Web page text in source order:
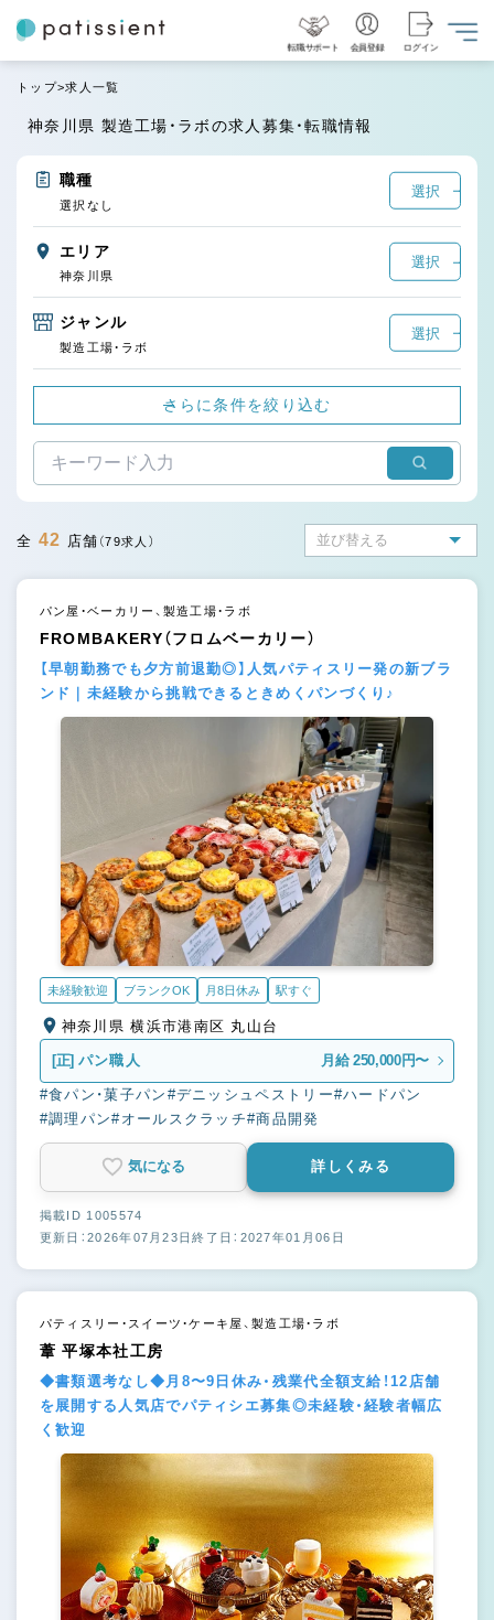
転職サポート 会員登録 ログイン
トップ 求人一覧
神奈川県 製造工場・ラボの求人募集・転職情報
職種
選択
選択なし
エリア
選択
神奈川県
ジャンル
選択
製造工場・ラボ
さらに条件を絞り込む
全 42 店舗 （79求人）
パン屋・ベーカリー、製造工場・ラボ
FROMBAKERY（フロムベーカリー）
【早朝勤務でも夕方前退勤◎】人気パティスリー発の新ブラ
ンド｜未経験から挑戦できるときめくパンづくり♪
未経験歓迎 ブランクOK 月8日休み 駅すぐ
神奈川県 横浜市港南区 丸山台
[正] パン職人 月給 250,000円〜
#食パン・菓子パン #デニッシュペストリー#ハードパン
#調理パン#オールスクラッチ#商品開発
気になる 詳しくみる
掲載ID 1005574
更新日：2026年07月23日終了日：2027年01月06日
パティスリー・スイーツ・ケーキ屋、製造工場・ラボ
葦 平塚本社工房
◆書類選考なし◆月8〜9日休み・残業代全額支給！12店舗
を展開する人気店でパティシエ募集◎未経験・経験者幅広
く歓迎